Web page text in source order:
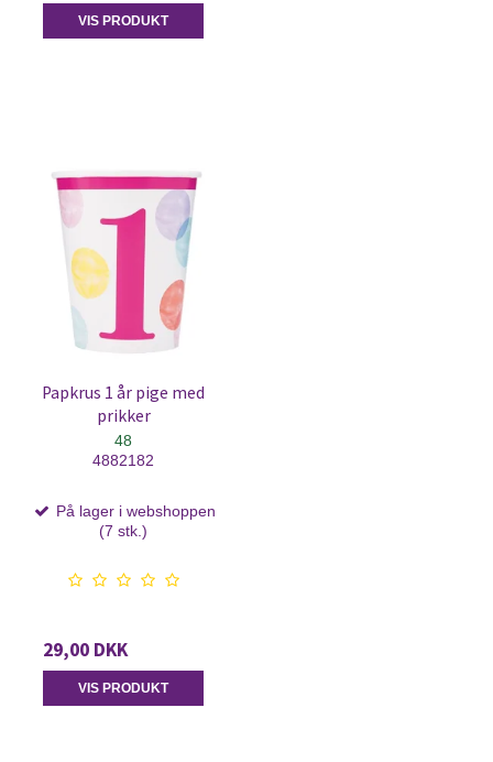
VIS PRODUKT
Papkrus 1 år pige med
prikker
48
4882182
På lager i webshoppen
(7 stk.)
29,00 DKK
VIS PRODUKT